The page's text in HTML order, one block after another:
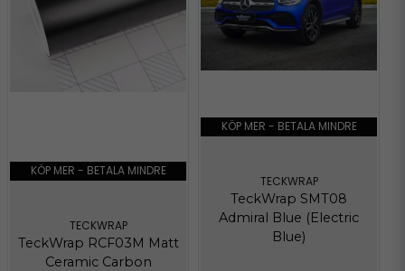
KÖP MER - BETALA MINDRE
TECKWRAP
TeckWrap RCF03M Matt
Ceramic Carbon
KÖP MER - BETALA MINDRE
TECKWRAP
TeckWrap SMT08
Admiral Blue (Electric
Blue)